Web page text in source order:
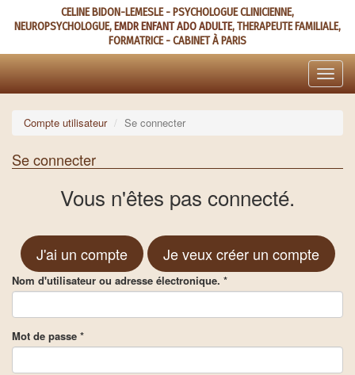
contenu
CELINE BIDON-LEMESLE - PSYCHOLOGUE CLINICIENNE,
NEUROPSYCHOLOGUE,EMDR ENFANT ADO ADULTE, THERAPEUTE FAMILIALE,
FORMATRICE - CABINET À PARIS
Toggle
Compte utilisateur Se connecter
Se connecter
Vous n'êtes pas connecté.
J'ai un compte Je veux créer un compte
Nom d'utilisateur ou adresse électronique. *
Mot de passe *